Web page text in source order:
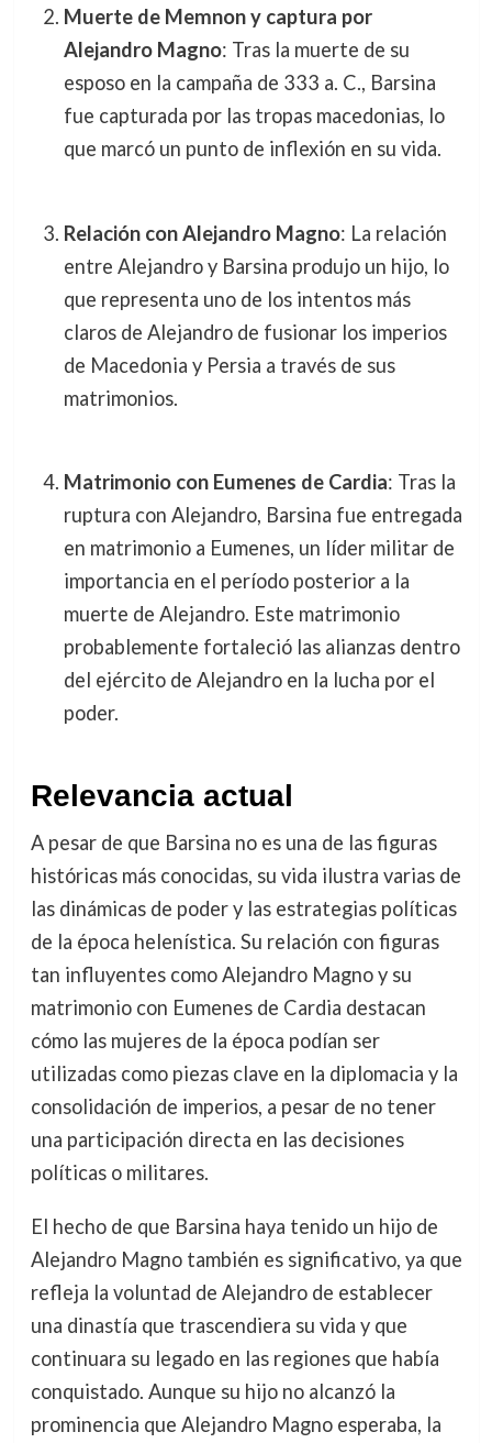
Muerte de Memnon y captura por
Alejandro Magno: Tras la muerte de su
esposo en la campaña de 333 a. C., Barsina
fue capturada por las tropas macedonias, lo
que marcó un punto de inflexión en su vida.
Relación con Alejandro Magno: La relación
entre Alejandro y Barsina produjo un hijo, lo
que representa uno de los intentos más
claros de Alejandro de fusionar los imperios
de Macedonia y Persia a través de sus
matrimonios.
Matrimonio con Eumenes de Cardia: Tras la
ruptura con Alejandro, Barsina fue entregada
en matrimonio a Eumenes, un líder militar de
importancia en el período posterior a la
muerte de Alejandro. Este matrimonio
probablemente fortaleció las alianzas dentro
del ejército de Alejandro en la lucha por el
poder.
Relevancia actual
A pesar de que Barsina no es una de las figuras
históricas más conocidas, su vida ilustra varias de
las dinámicas de poder y las estrategias políticas
de la época helenística. Su relación con figuras
tan influyentes como Alejandro Magno y su
matrimonio con Eumenes de Cardia destacan
cómo las mujeres de la época podían ser
utilizadas como piezas clave en la diplomacia y la
consolidación de imperios, a pesar de no tener
una participación directa en las decisiones
políticas o militares.
El hecho de que Barsina haya tenido un hijo de
Alejandro Magno también es significativo, ya que
refleja la voluntad de Alejandro de establecer
una dinastía que trascendiera su vida y que
continuara su legado en las regiones que había
conquistado. Aunque su hijo no alcanzó la
prominencia que Alejandro Magno esperaba, la